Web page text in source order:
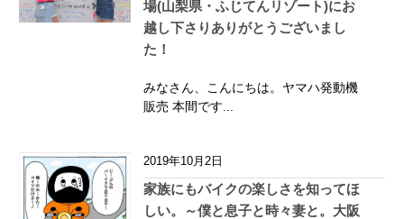
場(山梨県・ふじてんリゾート)にお
越し下さりありがとうございまし
た！
みなさん、こんにちは。ヤマハ発動機
販売 本間です...
2019年10月2日
家族にもバイクの楽しさを知ってほ
しい。～僕と息子と時々妻と。大阪